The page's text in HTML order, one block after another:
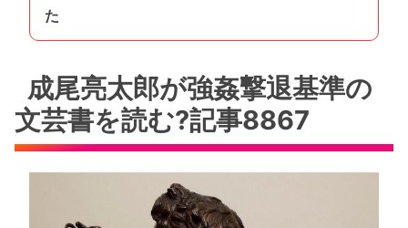
た
成尾亮太郎が強姦撃退基準の
文芸書を読む?記事8867